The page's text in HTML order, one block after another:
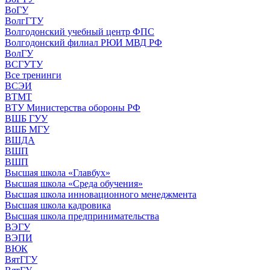
ВоГУ
ВолгГТУ
Волгодонский учебный центр ФПС
Волгодонский филиал РЮИ МВД РФ
ВолГУ
ВСГУТУ
Все тренинги
ВСЭИ
ВТМТ
ВТУ Министерства обороны РФ
ВШБ ГУУ
ВШБ МГУ
ВШДА
ВШП
ВШП
Высшая школа «Главбух»
Высшая школа «Среда обучения»
Высшая школа инновационного менеджмента
Высшая школа кадровика
Высшая школа предпринимательства
ВЭГУ
ВЭПИ
ВЮК
ВятГГУ